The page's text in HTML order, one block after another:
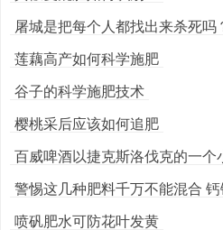
屠城是把每个人都找出来杀死吗
莲藕高产如何科学施肥
谷子的科学施肥技术
樱桃采后应该如何追肥
百威啤酒以捷克斯洛伐克的一个
警惕这几种肥料千万不能混合
喷矾肥水可防花叶发黄